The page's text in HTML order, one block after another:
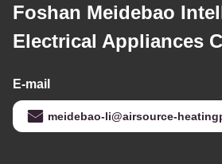
Foshan Meidebao
Electrical Appliances
E-mail
meidebao-li@airsource-